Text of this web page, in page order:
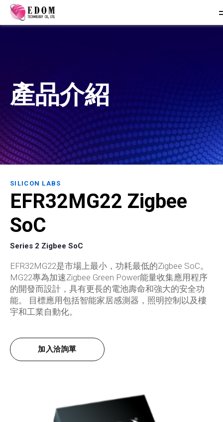
產品介紹
SILICON LABS
EFR32MG22 Zigbee
SoC
Series 2 Zigbee SoC
EFR32MG22是市場上最小，功耗最低的Zigbee SoC。
MG22專為加速Zigbee Green Power能量收集應用程序
的開發而設計，具有更長的電池壽命和強大的安全功
能。 目標應用包括智能家居感測器，照明控制以及樓
宇和工業自動化。
加入洽詢單